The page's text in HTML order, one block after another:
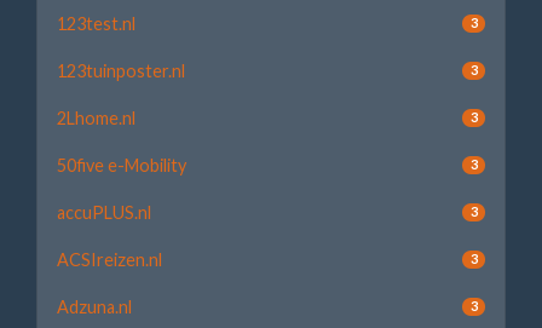
123test.nl 3
123tuinposter.nl 3
2Lhome.nl 3
50five e-Mobility 3
accuPLUS.nl 3
ACSIreizen.nl 3
Adzuna.nl 3